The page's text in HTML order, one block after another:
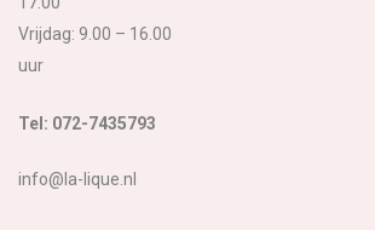
Vrijdag: 9.00 – 16.00
uur
Tel: 072-7435793
info@la-lique.nl